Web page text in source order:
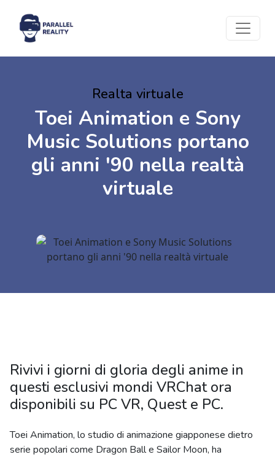
Realta virtuale
Toei Animation e Sony
Music Solutions portano
gli anni '90 nella realtà
virtuale
Rivivi i giorni di gloria degli anime in
questi esclusivi mondi VRChat ora
disponibili su PC VR, Quest e PC.
Toei Animation, lo studio di animazione giapponese dietro
serie popolari come Dragon Ball e Sailor Moon, ha